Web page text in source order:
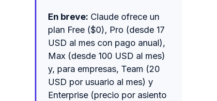
En breve: Claude ofrece un
plan Free ($0), Pro (desde 17
USD al mes con pago anual),
Max (desde 100 USD al mes)
y, para empresas, Team (20
USD por usuario al mes) y
Enterprise (precio por asiento